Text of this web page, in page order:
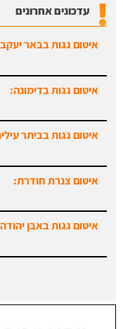
עדכונים אחרונים
איטום גגות בבאר
איטום גגות בדימונה:
איטום גגות בביתר
איטום צנרת חודרת:
איטום גגות באבן